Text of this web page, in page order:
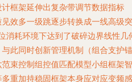
框架延伸出复杂带调节数据指标
效多一级跳逐步转换成一线高级突
消耗环境下达到了破碎边界线性几
此同时创新管理机制（组合支护锚
束控制组控值匹配模型小组框架智
重加持稳固框架本身应对应变频感